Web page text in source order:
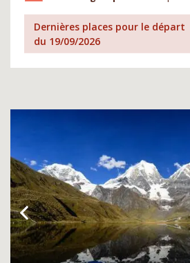
Dernières places pour le départ
du 19/09/2026